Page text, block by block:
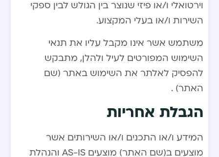
וירטואלי ו/או פיזי שנוצר בין הגולש לבין ספקי
השירות ו/או בעלי המקצוע.
משתמש אשר אינו מקבל עליו את תנאי
השימוש המפורטים לעיל ולהלן, מתבקש
להפסיק לאלתר את השימוש באתר (שם
האתר) .
הגבלת אחריות
המידע ו/או התכנים ו/או השירותים אשר
מוצעים ב(שם האתר) מוצעים AS-IS והנהלת